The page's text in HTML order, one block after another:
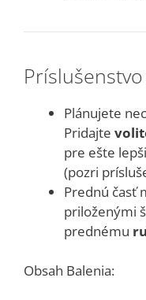
Plánujete
Pridajte
pre ešte
(pozri
Prednú časť
priloženými
prednému
Obsah Balenia: